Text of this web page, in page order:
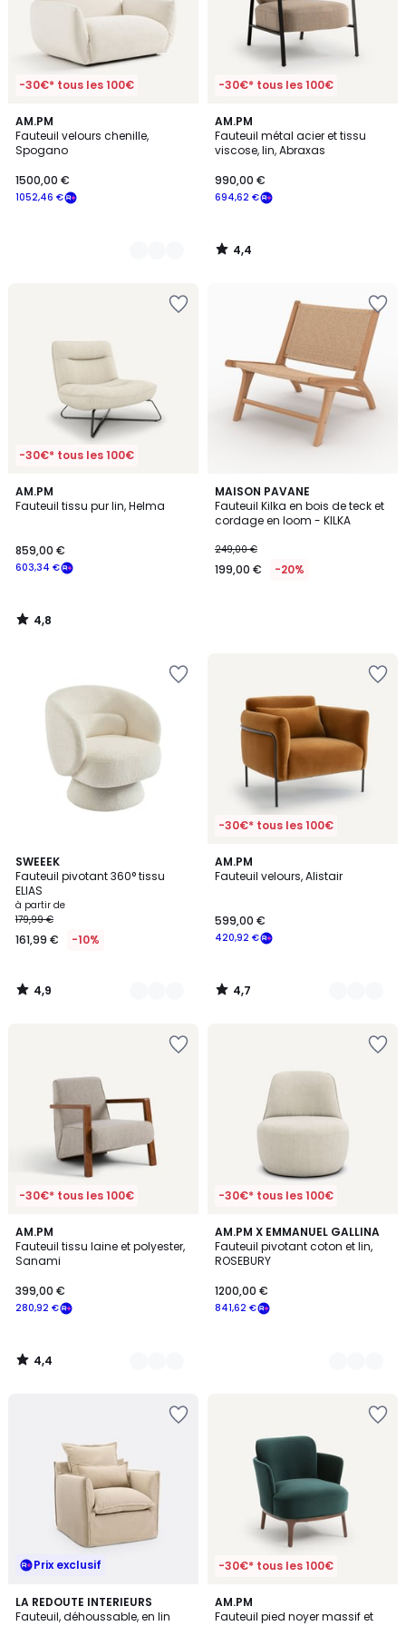
-30€* tous les 100€
AM.PM
Fauteuil velours chenille,
Spogano
1052,46 €
1500,00 €
8
Couleurs
-30€* tous les 100€
AM.PM
Fauteuil métal acier et tissu
viscose, lin, Abraxas
694,62 €
990,00 €
4,4
/ 5
4,4
/
-30€* tous les 100€
AM.PM
Fauteuil tissu pur lin, Helma
603,34 €
859,00 €
4,8
/ 5
4,8
/
MAISON PAVANE
Fauteuil Kilka en bois de teck et
cordage en loom - KILKA
249,00 €
199,00 € -20%
SWEEEK
Fauteuil pivotant 360° tissu
ELIAS
à partir de
179,99 €
161,99 € -10%
4,9
/ 5
4
Couleurs
4,9
/
-30€* tous les 100€
AM.PM
Fauteuil velours, Alistair
420,92 €
599,00 €
4,7
/ 5
2
Couleurs
4,7
/
-30€* tous les 100€
AM.PM
Fauteuil tissu laine et polyester,
Sanami
280,92 €
399,00 €
4,4
/ 5
2
Couleurs
4,4
/
-30€* tous les 100€
AM.PM X EMMANUEL GALLINA
Fauteuil pivotant coton et lin,
ROSEBURY
841,62 €
1200,00 €
4
Couleurs
Prix exclusif
LA REDOUTE INTERIEURS
Fauteuil, déhoussable, en lin
2
Couleurs
-30€* tous les 100€
AM.PM
Fauteuil pied noyer massif et
4,6
/ 5
2
Couleurs